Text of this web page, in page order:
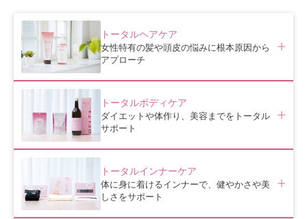
トータルヘアケア
女性特有の髪や頭皮の悩みに根本原因から
アプローチ
トータルボディケア
ダイエットや体作り、美容までをトータル
サポート
トータルインナーケア
体に身に着けるインナーで、健やかさや美
しさをサポート